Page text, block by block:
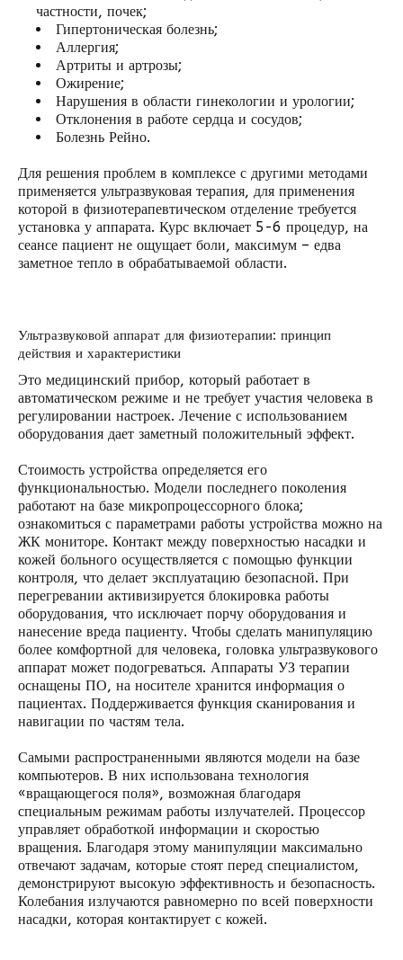
частности, почек;
Гипертоническая болезнь;
Аллергия;
Артриты и артрозы;
Ожирение;
Нарушения в области гинекологии и урологии;
Отклонения в работе сердца и сосудов;
Болезнь Рейно.
Для решения проблем в комплексе с другими методами
применяется ультразвуковая терапия, для применения
которой в физиотерапевтическом отделение требуется
установка у аппарата. Курс включает 5-6 процедур, на
сеансе пациент не ощущает боли, максимум – едва
заметное тепло в обрабатываемой области.
Ультразвуковой аппарат для физиотерапии: принцип
действия и характеристики
Это медицинский прибор, который работает в
автоматическом режиме и не требует участия человека в
регулировании настроек. Лечение с использованием
оборудования дает заметный положительный эффект.
Стоимость устройства определяется его
функциональностью. Модели последнего поколения
работают на базе микропроцессорного блока;
ознакомиться с параметрами работы устройства можно на
ЖК мониторе. Контакт между поверхностью насадки и
кожей больного осуществляется с помощью функции
контроля, что делает эксплуатацию безопасной. При
перегревании активизируется блокировка работы
оборудования, что исключает порчу оборудования и
нанесение вреда пациенту. Чтобы сделать манипуляцию
более комфортной для человека, головка ультразвукового
аппарат может подогреваться. Аппараты УЗ терапии
оснащены ПО, на носителе хранится информация о
пациентах. Поддерживается функция сканирования и
навигации по частям тела.
Самыми распространенными являются модели на базе
компьютеров. В них использована технология
«вращающегося поля», возможная благодаря
специальным режимам работы излучателей. Процессор
управляет обработкой информации и скоростью
вращения. Благодаря этому манипуляции максимально
отвечают задачам, которые стоят перед специалистом,
демонстрируют высокую эффективность и безопасность.
Колебания излучаются равномерно по всей поверхности
насадки, которая контактирует с кожей.